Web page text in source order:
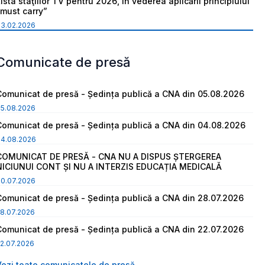
carry”
de presă
de presă - Ședința publică a CNA din 05.08.2026
de presă - Ședința publică a CNA din 04.08.2026
DE PRESĂ - CNA NU A DISPUS ȘTERGEREA
CONT ȘI NU A INTERZIS EDUCAȚIA MEDICALĂ
de presă - Ședința publică a CNA din 28.07.2026
de presă - Ședința publică a CNA din 22.07.2026